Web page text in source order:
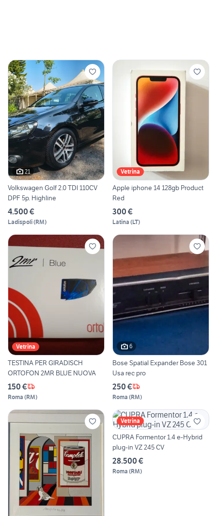
21
Volkswagen Golf 2.0 TDI 110CV
DPF 5p. Highline
4.500 €
Ladispoli(RM)
Vetrina
Apple iphone 14 128gb Product
Red
300 €
Latina (LT)
Vetrina
TESTINA PER GIRADISCH
ORTOFON 2MR BLUE NUOVA
150 €
Roma (RM)
6
Bose Spatial Expander Bose 301
Usa rec pro
250 €
Roma (RM)
Vetrina
CUPRA Formentor 1.4 e-Hybrid
plug-in VZ 245 CV
28.500 €
Roma (RM)